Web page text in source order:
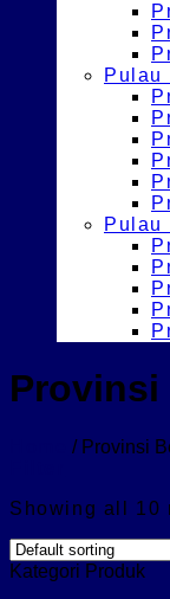
Pulau
Pulau
Provinsi
/Provinsi
Showing all 10
Kategori Produk